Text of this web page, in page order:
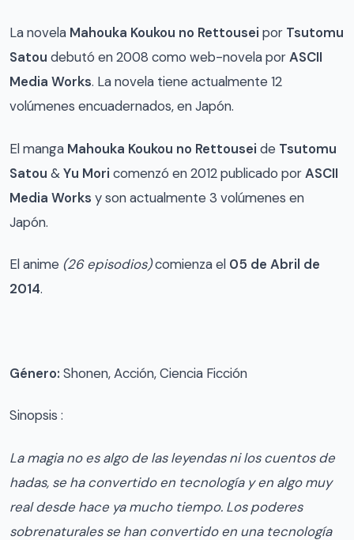
La novela Mahouka Koukou no Rettousei por Tsutomu
Satou debutó en 2008 como web-novela porASCII
Media Works. La novela tiene actualmente 12
volúmenes encuadernados, en Japón.
El manga Mahouka Koukou no Rettousei de Tsutomu
Satou &Yu Mori comenzó en 2012 publicado porASCII
Media Works y son actualmente 3 volúmenes en
Japón.
El anime (26 episodios)comienza el 05 de Abril de
2014.
Género: Shonen, Acción, Ciencia Ficción
Sinopsis :
La magia no es algo de las leyendas ni los cuentos de
hadas, se ha convertido en tecnología y en algo muy
real desde hace ya mucho tiempo. Los poderes
sobrenaturales se han convertido en una tecnología